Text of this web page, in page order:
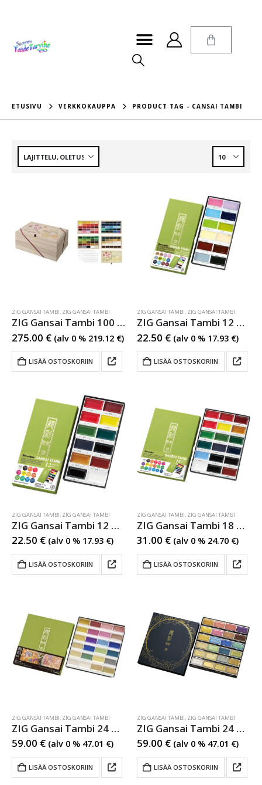
ETUSIVU VERKKOKAUPPA PRODUCT TAG - CANSAI TAMBI
ZIG GANSAI TAMBI, ZIG GANSAI TAMBI
ZIG Gansai Tambi 100 Colour set
275.00 € (alv 0 % 219.12 €)
LISÄÄ OSTOSKORIIN
ZIG GANSAI TAMBI, ZIG GANSAI TAMBI
ZIG Gansai Tambi 12 Colors Set 2
22.50 € (alv 0 % 17.93 €)
LISÄÄ OSTOSKORIIN
ZIG GANSAI TAMBI, ZIG GANSAI TAMBI
ZIG Gansai Tambi 12 Colour set 1
22.50 € (alv 0 % 17.93 €)
LISÄÄ OSTOSKORIIN
ZIG GANSAI TAMBI, ZIG GANSAI TAMBI
ZIG Gansai Tambi 18 Colour set
31.00 € (alv 0 % 24.70 €)
LISÄÄ OSTOSKORIIN
ZIG GANSAI TAMBI, ZIG GANSAI TAMBI
ZIG Gansai Tambi 24 Colour Metallic set 1
59.00 € (alv 0 % 47.01 €)
LISÄÄ OSTOSKORIIN
ZIG GANSAI TAMBI, ZIG GANSAI TAMBI
ZIG Gansai Tambi 24 Colour Metallic set 2
59.00 € (alv 0 % 47.01 €)
LISÄÄ OSTOSKORIIN